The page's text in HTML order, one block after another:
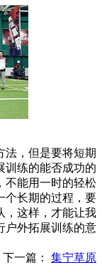
法，但是要将短期
训练的能否成功的
不能用一时的轻松
个长期的过程，要
，这样，才能让我
户外拓展训练的意
下一篇： 集宁草原